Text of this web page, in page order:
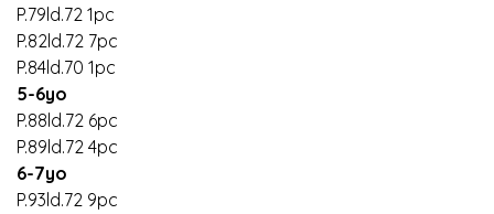
P.79ld.72 1pc
P.82ld.72 7pc
P.84ld.70 1pc
5-6yo
P.88ld.72 6pc
P.89ld.72 4pc
6-7yo
P.93ld.72 9pc